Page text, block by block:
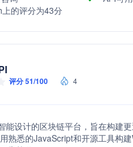
的评分为43分
评分 51/100 4
能设计的区块链平台，旨在构建
熟悉的JavaScript和开源工具构